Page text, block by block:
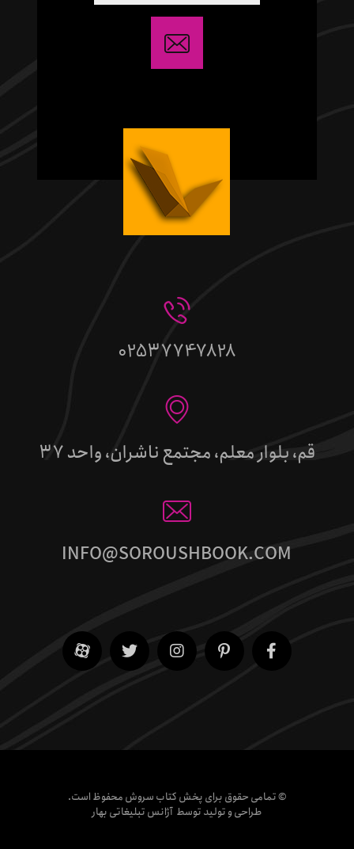
02537747828
قم، بلوار معلم، مجتمع ناشران، واحد 37
INFO@SOROUSHBOOK.COM
© تمامی حقوق برای پخش کتاب سروش محفوظ است.
طراحی و تولید توسط آژانس تبلیغاتی بهار